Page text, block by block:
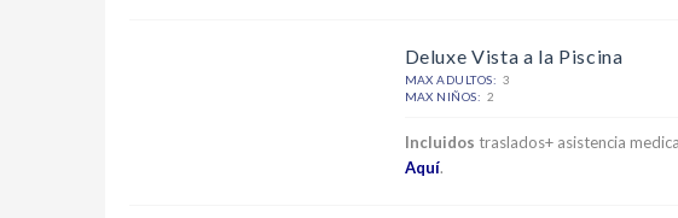
Deluxe Vista a la Piscina
MAX ADULTOS: 3
MAX NIÑOS: 2
Incluidos traslados+ asistencia
Aquí.